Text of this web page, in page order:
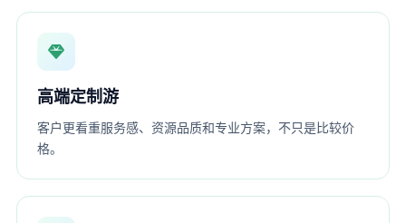
高端定制游
客户更看重服务感、资源品质和专业方案，不只是比较价
格。